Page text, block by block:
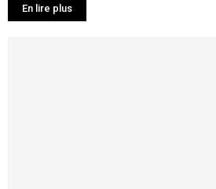
En lire plus